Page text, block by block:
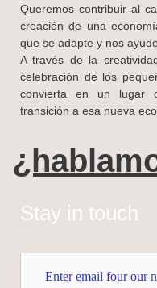
Queremos contribuir al
creación de una
que se adapte y nos
A través de la
celebración de los
convierta en un lugar
transición a esa nueva
Stay in touch